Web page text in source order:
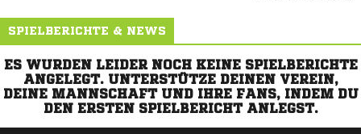
SPIELBERICHTE & NEWS
ES WURDEN LEIDER NOCH KEINE SPIELBERICHTE
ANGELEGT. UNTERSTÜTZE DEINEN VEREIN,
DEINE MANNSCHAFT UND IHRE FANS, INDEM DU
DEN ERSTEN SPIELBERICHT ANLEGST.